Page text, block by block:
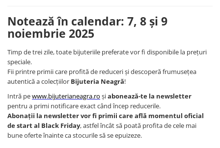
Notează în calendar: 7, 8 și 9
noiembrie 2025
Timp de trei zile, toate bijuteriile preferate vor fi disponibile la prețuri
speciale.
Fii printre primii care profită de reduceri și descoperă frumusețea
autentică a colecțiilor Bijuteria Neagră!
Intră pewww.bijuterianeagra.ro șiabonează-te la newsletter
pentru a primi notificare exact când încep reducerile.
Abonații la newsletter vor fi primii care află momentul oficial
de start al Black Friday, astfel încât să poată profita de cele mai
bune oferte înainte ca stocurile să se epuizeze.